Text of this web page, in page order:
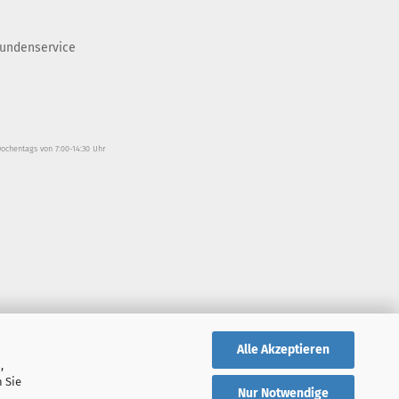
Sie
Alle Akzeptieren
Nur Notwendige
von 7:00-14:30 Uhr